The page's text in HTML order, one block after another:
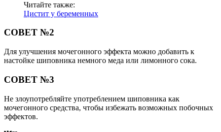
Читайте также:
Цистит у беременных
СОВЕТ №2
Для улучшения мочегонного эффекта можно добавить к
настойке шиповника немного меда или лимонного сока.
СОВЕТ №3
Не злоупотребляйте употреблением шиповника как
мочегонного средства, чтобы избежать возможных побочных
эффектов.